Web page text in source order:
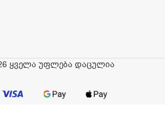
ყველა უფლება დაცულია